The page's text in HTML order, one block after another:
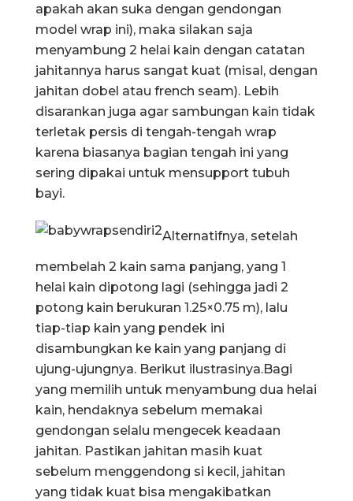
apakah akan suka dengan gendongan
model wrap ini), maka silakan saja
menyambung 2 helai kain dengan catatan
jahitannya harus sangat kuat (misal, dengan
jahitan dobel atau french seam). Lebih
disarankan juga agar sambungan kain tidak
terletak persis di tengah-tengah wrap
karena biasanya bagian tengah ini yang
sering dipakai untuk mensupport tubuh
bayi.
Alternatifnya, setelah
membelah 2 kain sama panjang, yang 1
helai kain dipotong lagi (sehingga jadi 2
potong kain berukuran 1.25×0.75 m), lalu
tiap-tiap kain yang pendek ini
disambungkan ke kain yang panjang di
ujung-ujungnya. Berikut ilustrasinya.Bagi
yang memilih untuk menyambung dua helai
kain, hendaknya sebelum memakai
gendongan selalu mengecek keadaan
jahitan. Pastikan jahitan masih kuat
sebelum menggendong si kecil, jahitan
yang tidak kuat bisa mengakibatkan